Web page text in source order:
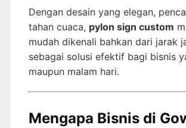
Dengan desain yang elegan,
tahan cuaca, pylon sign custom
mudah dikenali bahkan dari jarak
sebagai solusi efektif bagi bisnis
maupun malam hari.
Mengapa Bisnis di